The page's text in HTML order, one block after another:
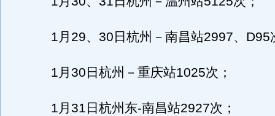
1月29、30日杭州－南昌站2997、D95
1月30日杭州－重庆站1025次；
1月31日杭州东-南昌站2927次；